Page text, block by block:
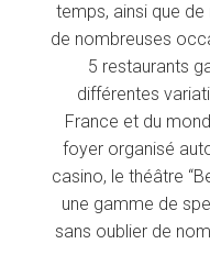
temps, ainsi que
de nombreuses
5 restaurants
différentes
France et du
foyer organisé
casino, le théâtre
une gamme de
sans oublier de